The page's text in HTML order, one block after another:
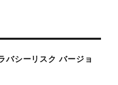
バシーリスク バージョ